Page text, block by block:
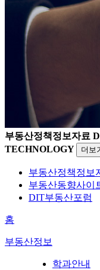
부동산정책정보자료
TECHNOLOGY
더보
부동산정책정보
부동산동향사이
DIT부동산포럼
홈
부동산정보
학과안내